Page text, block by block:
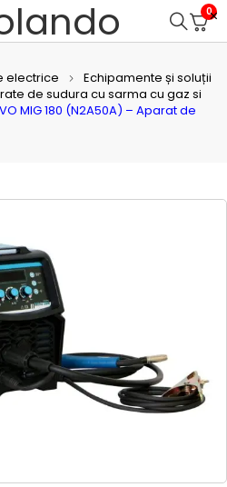
0
electrice
Echipamente și soluții
de sudura cu sarma cu gaz si
MIG 180 (N2A50A) – Aparat de